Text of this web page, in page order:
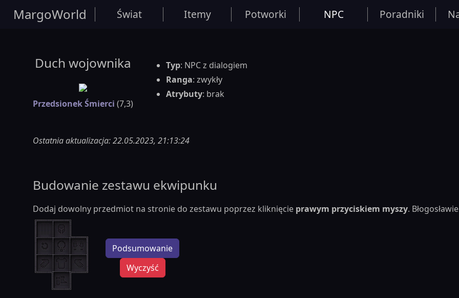
MargoWorld Świat Itemy Potworki NPC Poradniki
Duch wojownika
Przedsionek Śmierci (7,3)
Typ: NPC z dialogiem
Ranga: zwykły
Atrybuty: brak
Ostatnia aktualizacja: 22.05.2023, 21:13:24
Budowanie zestawu ekwipunku
Dodaj dowolny przedmiot na stronie do zestawu poprzez kliknięcie prawym przyciskiem myszy.
Podsumowanie
Wyczyść